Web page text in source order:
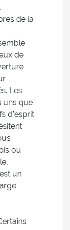
de la
de
Les
uns que
d’esprit
ou
un